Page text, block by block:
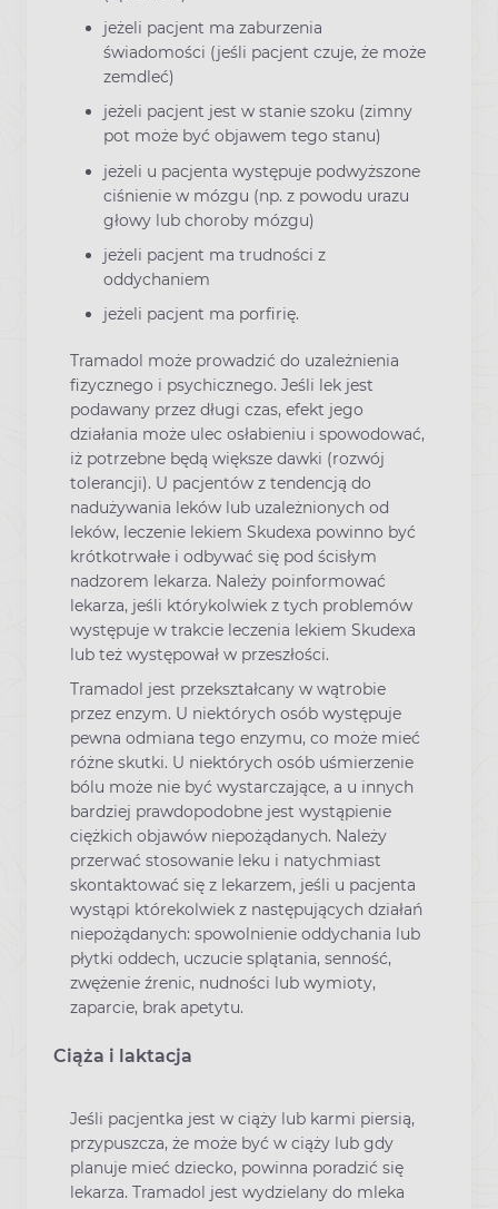
jeżeli pacjent ma zaburzenia
świadomości (jeśli pacjent czuje, że może
zemdleć)
jeżeli pacjent jest w stanie szoku (zimny
pot może być objawem tego stanu)
jeżeli u pacjenta występuje podwyższone
ciśnienie w mózgu (np. z powodu urazu
głowy lub choroby mózgu)
jeżeli pacjent ma trudności z
oddychaniem
jeżeli pacjent ma porfirię.
Tramadol może prowadzić do uzależnienia
fizycznego i psychicznego. Jeśli lek jest
podawany przez długi czas, efekt jego
działania może ulec osłabieniu i spowodować,
iż potrzebne będą większe dawki (rozwój
tolerancji). U pacjentów z tendencją do
nadużywania leków lub uzależnionych od
leków, leczenie lekiem Skudexa powinno być
krótkotrwałe i odbywać się pod ścisłym
nadzorem lekarza. Należy poinformować
lekarza, jeśli którykolwiek z tych problemów
występuje w trakcie leczenia lekiem Skudexa
lub też występował w przeszłości.
Tramadol jest przekształcany w wątrobie
przez enzym. U niektórych osób występuje
pewna odmiana tego enzymu, co może mieć
różne skutki. U niektórych osób uśmierzenie
bólu może nie być wystarczające, a u innych
bardziej prawdopodobne jest wystąpienie
ciężkich objawów niepożądanych. Należy
przerwać stosowanie leku i natychmiast
skontaktować się z lekarzem, jeśli u pacjenta
wystąpi którekolwiek z następujących działań
niepożądanych: spowolnienie oddychania lub
płytki oddech, uczucie splątania, senność,
zwężenie źrenic, nudności lub wymioty,
zaparcie, brak apetytu.
Ciąża i laktacja
Jeśli pacjentka jest w ciąży lub karmi piersią,
przypuszcza, że może być w ciąży lub gdy
planuje mieć dziecko, powinna poradzić się
lekarza. Tramadol jest wydzielany do mleka